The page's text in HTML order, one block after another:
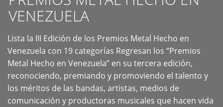
VENEZUELA
Lista la III Edición de los Premios Metal Hecho en
Venezuela con 19 categorías Regresan los “Premios
Metal Hecho en Venezuela” en su tercera edición,
reconociendo, premiando y promoviendo el talento y
los méritos de las bandas, artistas, medios de
comunicación y productoras musicales que hacen vida
+